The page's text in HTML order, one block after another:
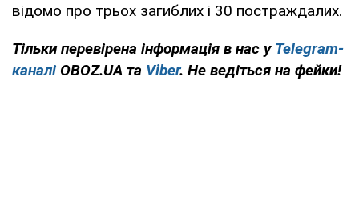
відомо про трьох загиблих і 30 постраждалих.
Тільки перевірена інформація в нас у Telegram-
каналі OBOZ.UA та Viber. Не ведіться на фейки!